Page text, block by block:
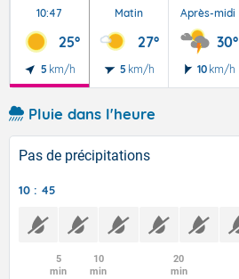
10:47
25°
5 km/h
Matin
27°
5 km/h
Après-midi
30°
10 km/h
Pluie dans l'heure
Pas de précipitations
10 : 45
5
min
10
min
20
min